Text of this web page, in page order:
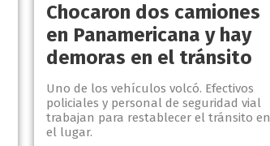
Chocaron dos camiones
en Panamericana y hay
demoras en el tránsito
Uno de los vehículos volcó. Efectivos
policiales y personal de seguridad vial
trabajan para restablecer el tránsito en
el lugar.